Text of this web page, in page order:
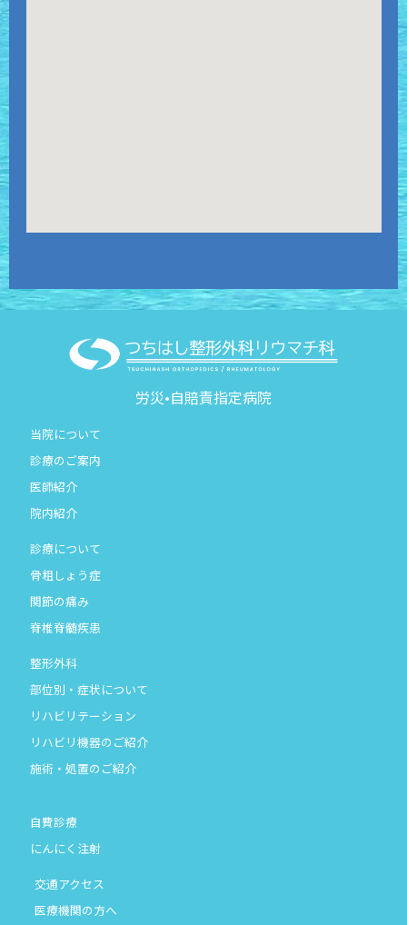
労災•自賠責指定病院
当院について
診療のご案内
医師紹介
院内紹介
診療について
骨粗しょう症
関節の痛み
脊椎脊髄疾患
整形外科
部位別・症状について
リハビリテーション
リハビリ機器のご紹介
施術・処置のご紹介
自費診療
にんにく注射
交通アクセス
医療機関の方へ